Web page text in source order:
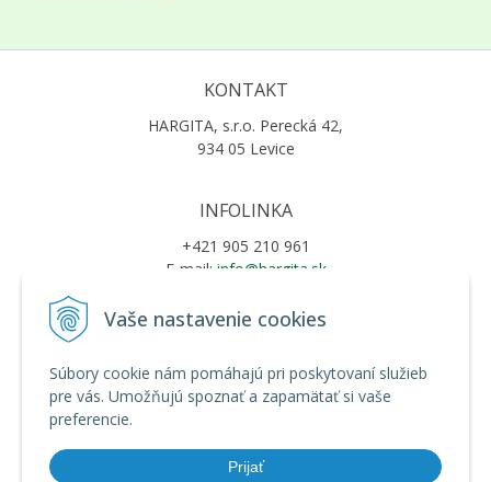
Vaše nastavenie cookies
Súbory cookie nám pomáhajú pri poskytovaní služieb
pre vás. Umožňujú spoznať a zapamätať si vaše
preferencie.
Prijať
KONTAKT
HARGITA, s.r.o. Perecká 42,
934 05 Levice
INFOLINKA
+421 905 210 961
E-mail: info@hargita.sk
Obchodné podmienky
Ochrana osobných údajov
Reklamačný poriadok
Riešenie sporov online (RSO)